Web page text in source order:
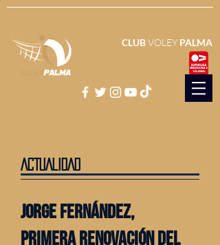
CLUBVOLEY PALMA
ACTUALIDAD
jorge fernández,
primera renovación del